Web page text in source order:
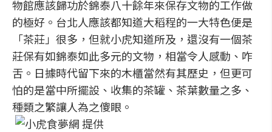
物館應該歸功於錦泰八十餘年來保存文物的工作做
的極好。台北人應該都知道大稻程的一大特色便是
「茶莊」很多，但就小虎知道所及，還沒有一個茶
莊保有如錦泰如此多元的文物，相當令人感動、咋
舌。日據時代留下來的木櫃當然有其歷史，但更可
怕的是當中所擺設、收集的茶罐、茶葉數量之多、
種類之繁讓人為之傻眼。